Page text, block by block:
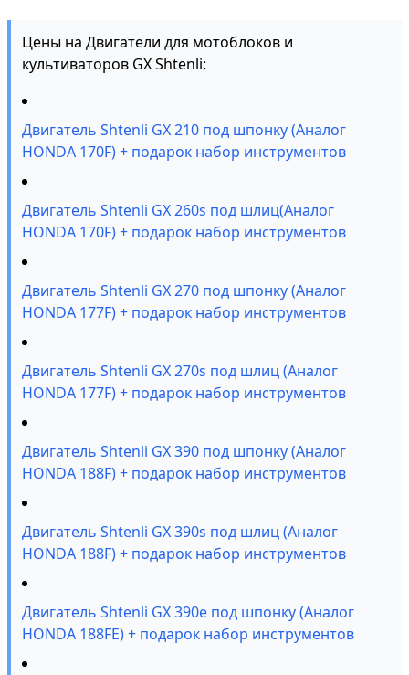
Цены на Двигатели для мотоблоков и
культиваторов GX Shtenli:
Двигатель Shtenli GX 210 под шпонку (Аналог
HONDA 170F) + подарок набор инструментов
Двигатель Shtenli GX 260s под шлиц(Аналог
HONDA 170F) + подарок набор инструментов
Двигатель Shtenli GX 270 под шпонку (Аналог
HONDA 177F) + подарок набор инструментов
Двигатель Shtenli GX 270s под шлиц (Аналог
HONDA 177F) + подарок набор инструментов
Двигатель Shtenli GX 390 под шпонку (Аналог
HONDA 188F) + подарок набор инструментов
Двигатель Shtenli GX 390s под шлиц (Аналог
HONDA 188F) + подарок набор инструментов
Двигатель Shtenli GX 390е под шпонку (Аналог
HONDA 188FE) + подарок набор инструментов